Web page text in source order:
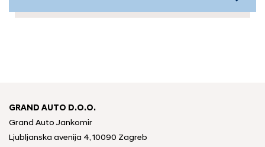
GRAND AUTO D.O.O.
Grand Auto Jankomir
Ljubljanska avenija 4, 10090 Zagreb